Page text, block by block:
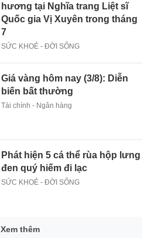
hương tại Nghĩa trang Liệt sĩ
Quốc gia Vị Xuyên trong tháng
7
SỨC KHOẺ - ĐỜI SỐNG
Giá vàng hôm nay (3/8): Diễn
biến bất thường
Tài chính - Ngân hàng
Phát hiện 5 cá thể rùa hộp lưng
đen quý hiếm đi lạc
SỨC KHOẺ - ĐỜI SỐNG
Xem thêm